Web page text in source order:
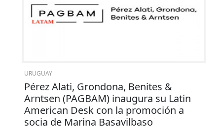
URUGUAY
Pérez Alati, Grondona, Benites &
Arntsen (PAGBAM) inaugura su Latin
American Desk con la promoción a
socia de Marina Basavilbaso